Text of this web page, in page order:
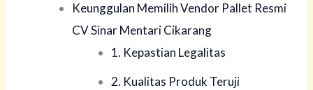
Keunggulan Memilih Vendor Pallet Resmi
CV Sinar Mentari Cikarang
1. Kepastian Legalitas
2. Kualitas Produk Teruji